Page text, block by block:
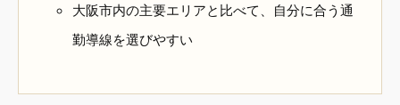
大阪市内の主要エリアと比べて、自分に合う通
勤導線を選びやすい